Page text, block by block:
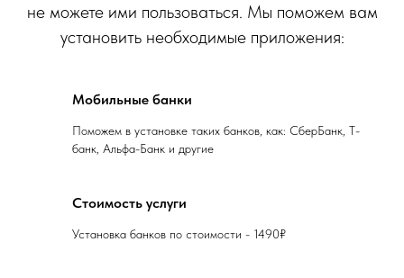
не можете ими пользоваться. Мы поможем вам
установить необходимые приложения:
Мобильные банки
Поможем в установке таких банков, как: СберБанк, Т-
банк, Альфа-Банк и другие
Стоимость услуги
Установка банков по стоимости - 1490₽